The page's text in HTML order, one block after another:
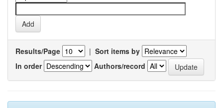
Results/Page | Sort items by
In order
Authors/record